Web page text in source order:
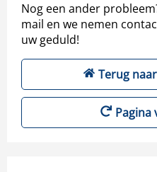
Nog een ander
mail en we nemen
uw geduld!
Terug
Pagina